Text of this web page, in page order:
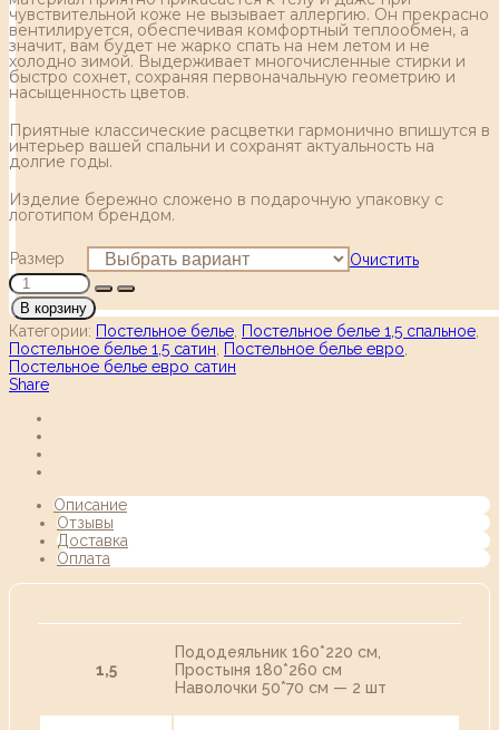
чувствительной коже не вызывает аллергию. Он прекрасно
вентилируется, обеспечивая комфортный теплообмен, а
значит, вам будет не жарко спать на нем летом и не
холодно зимой. Выдерживает многочисленные стирки и
быстро сохнет, сохраняя первоначальную геометрию и
насыщенность цветов.
Приятные классические расцветки гармонично впишутся в
интерьер вашей спальни и сохранят актуальность на
долгие годы.
Изделие бережно сложено в подарочную упаковку с
логотипом брендом.
Размер Очистить
В корзину
Категории: Постельное белье Постельное белье 1,5 спальное
Постельное белье 1,5 сатин
Постельное белье евро
Постельное белье евро сатин
Share
Описание
Отзывы
Доставка
Оплата
1,5
Пододеяльник 160*220 см,
Простыня 180*260 см
Наволочки 50*70 см — 2 шт